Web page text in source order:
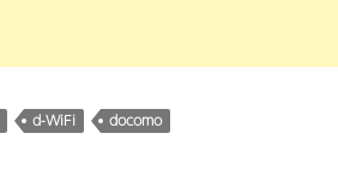
d-WiFi docomo